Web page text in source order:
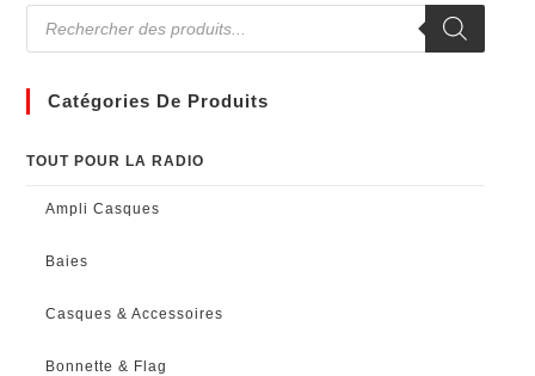
Catégories De Produits
TOUT POUR LA RADIO
Ampli Casques
Baies
Casques & Accessoires
Bonnette & Flag